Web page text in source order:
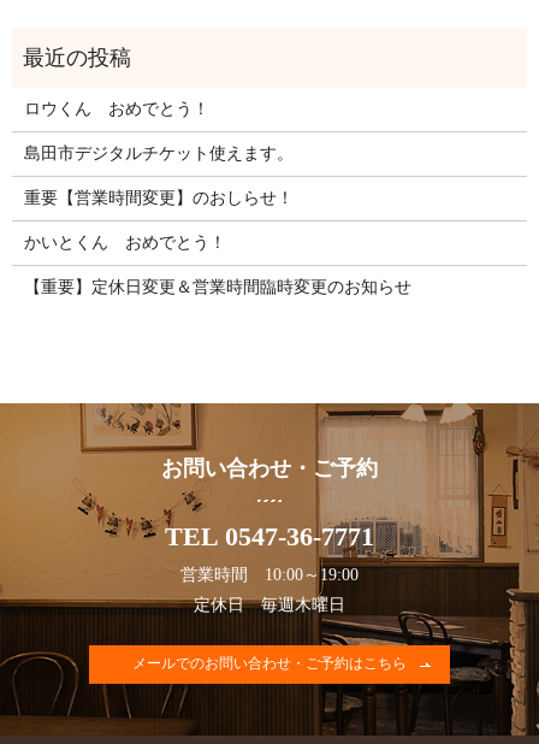
ロウくん おめでとう！
島田市デジタルチケット使えます。
重要【営業時間変更】のおしらせ！
かいとくん おめでとう！
【重要】定休日変更＆営業時間臨時変更のお知らせ
お問い合わせ・ご予約
TEL 0547-36-7771
営業時間 10:00～19:00
定休日 毎週木曜日
メールでのお問い合わせ・ご予約はこちら